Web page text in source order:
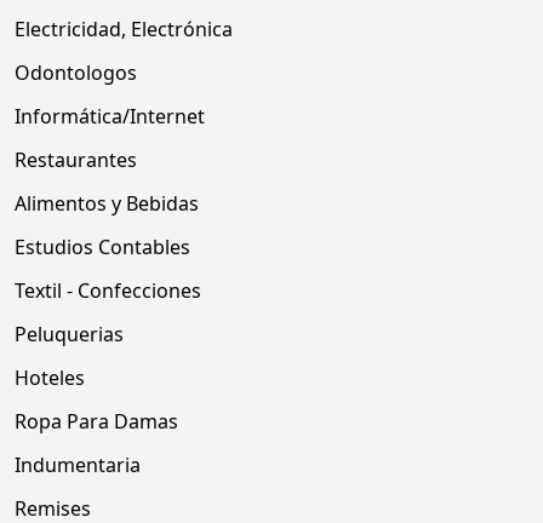
Electricidad, Electrónica
Odontologos
Informática/Internet
Restaurantes
Alimentos y Bebidas
Estudios Contables
Textil - Confecciones
Peluquerias
Hoteles
Ropa Para Damas
Indumentaria
Remises